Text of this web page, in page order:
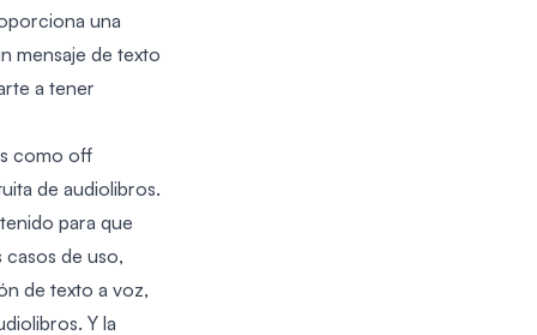
una
mensaje de texto
a tener
como off
de audiolibros.
para que
casos de uso,
de texto a voz,
Y la